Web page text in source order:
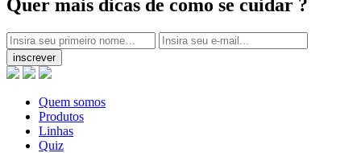
Quer mais dicas de como se cuidar ?
inscrever
Quem somos
Produtos
Linhas
Quiz